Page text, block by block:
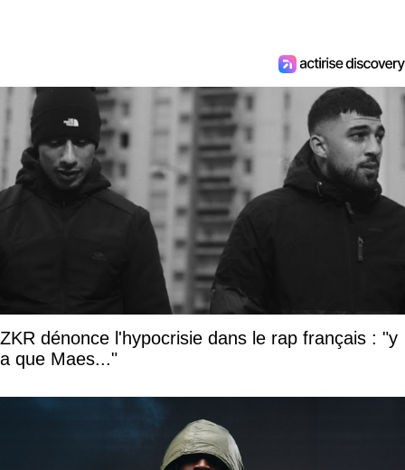
ZKR dénonce l'hypocrisie dans le rap français : "y
a que Maes..."